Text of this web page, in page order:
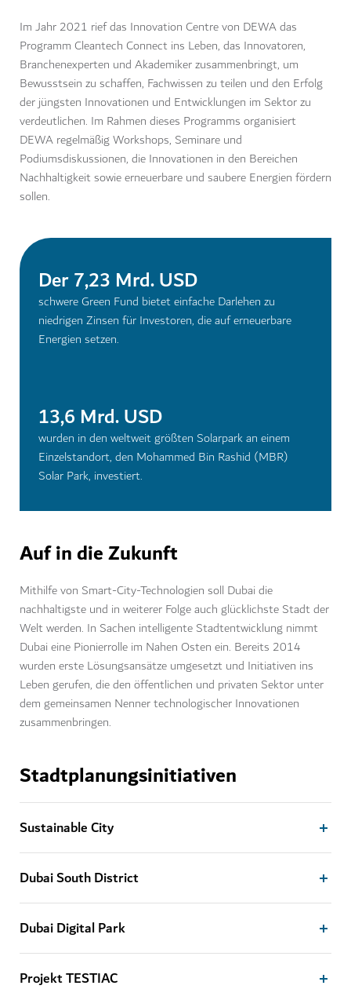
Im Jahr 2021 rief das Innovation Centre von DEWA das
Programm Cleantech Connect ins Leben, das Innovatoren,
Branchenexperten und Akademiker zusammenbringt, um
Bewusstsein zu schaffen, Fachwissen zu teilen und den Erfolg
der jüngsten Innovationen und Entwicklungen im Sektor zu
verdeutlichen. Im Rahmen dieses Programms organisiert
DEWA regelmäßig Workshops, Seminare und
Podiumsdiskussionen, die Innovationen in den Bereichen
Nachhaltigkeit sowie erneuerbare und saubere Energien fördern
sollen.
Der 7,23 Mrd. USD
schwere Green Fund bietet einfache Darlehen zu
niedrigen Zinsen für Investoren, die auf erneuerbare
Energien setzen.
13,6 Mrd. USD
wurden in den weltweit größten Solarpark an einem
Einzelstandort, den Mohammed Bin Rashid (MBR)
Solar Park, investiert.
Auf in die Zukunft
Mithilfe von Smart-City-Technologien soll Dubai die
nachhaltigste und in weiterer Folge auch glücklichste Stadt der
Welt werden. In Sachen intelligente Stadtentwicklung nimmt
Dubai eine Pionierrolle im Nahen Osten ein. Bereits 2014
wurden erste Lösungsansätze umgesetzt und Initiativen ins
Leben gerufen, die den öffentlichen und privaten Sektor unter
dem gemeinsamen Nenner technologischer Innovationen
zusammenbringen.
Stadtplanungsinitiativen
Sustainable City
Dubai South District
Dubai Digital Park
Projekt TESTIAC